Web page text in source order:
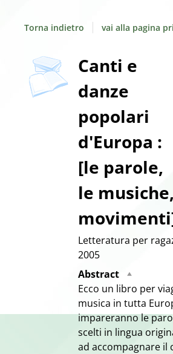
Torna indietro vai alla pagina
Dettaglio
del
documento
Canti e
danze
popolari
d'Europa :
[le parole,
le
Letteratura per
2005
Abstract
Ecco un libro per
musica in tutta
impareranno le
scelti in lingua
ad accompagnare il